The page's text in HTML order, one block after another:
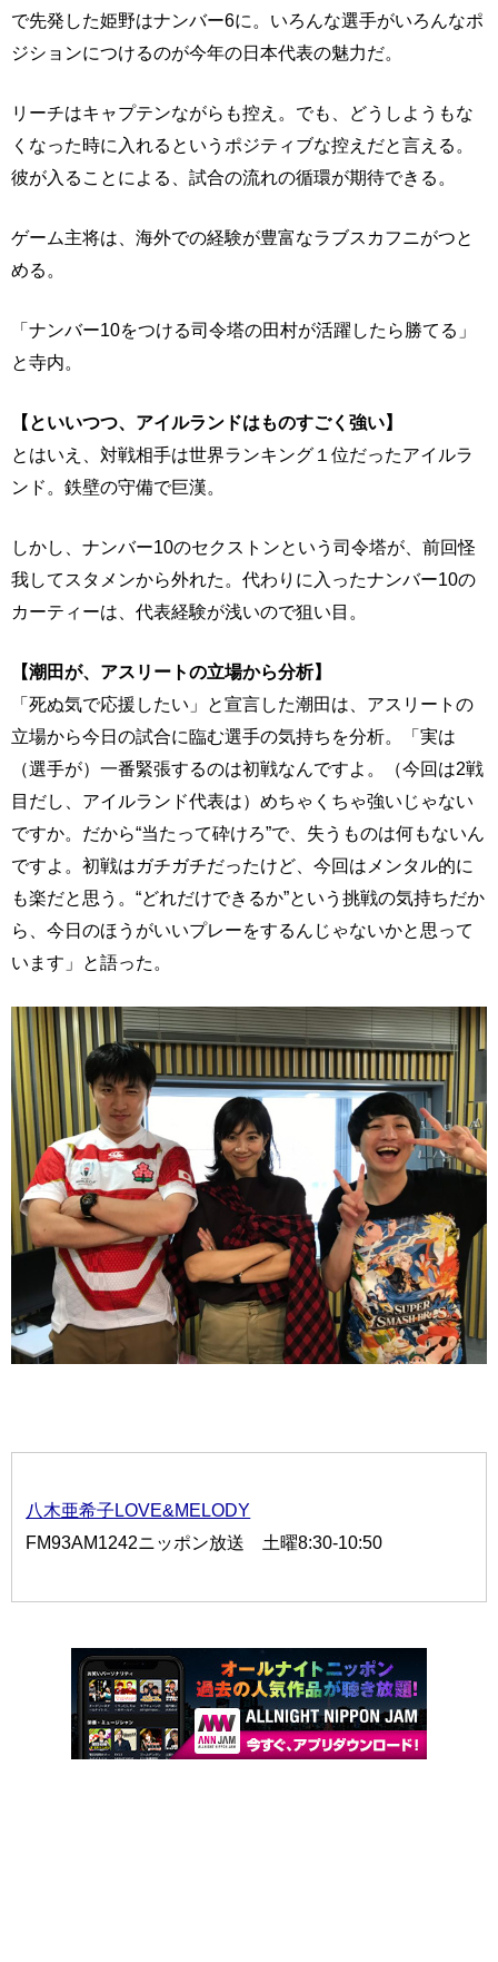
で先発した姫野はナンバー6に。いろんな選手がいろんなポ
ジションにつけるのが今年の日本代表の魅力だ。
リーチはキャプテンながらも控え。でも、どうしようもな
くなった時に入れるというポジティブな控えだと言える。
彼が入ることによる、試合の流れの循環が期待できる。
ゲーム主将は、海外での経験が豊富なラブスカフニがつと
める。
「ナンバー10をつける司令塔の田村が活躍したら勝てる」
と寺内。
【といいつつ、アイルランドはものすごく強い】
とはいえ、対戦相手は世界ランキング１位だったアイルラ
ンド。鉄壁の守備で巨漢。
しかし、ナンバー10のセクストンという司令塔が、前回怪
我してスタメンから外れた。代わりに入ったナンバー10の
カーティーは、代表経験が浅いので狙い目。
【潮田が、アスリートの立場から分析】
「死ぬ気で応援したい」と宣言した潮田は、アスリートの
立場から今日の試合に臨む選手の気持ちを分析。「実は
（選手が）一番緊張するのは初戦なんですよ。（今回は2戦
目だし、アイルランド代表は）めちゃくちゃ強いじゃない
ですか。だから“当たって砕けろ”で、失うものは何もないん
ですよ。初戦はガチガチだったけど、今回はメンタル的に
も楽だと思う。“どれだけできるか”という挑戦の気持ちだか
ら、今日のほうがいいプレーをするんじゃないかと思って
います」と語った。
八木亜希子LOVE&MELODY
FM93AM1242ニッポン放送 土曜8:30-10:50